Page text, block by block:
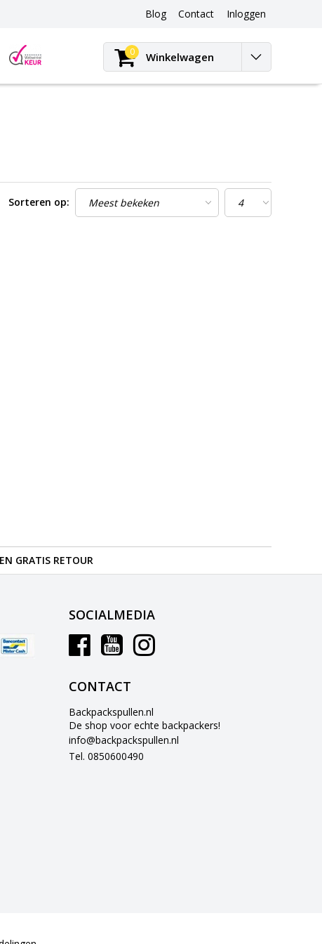
Blog
Blog
Contact Inloggen
0 Winkelwagen
Sorteren op:
GRATIS RETOUR
SOCIALMEDIA
CONTACT
Backpackspullen.nl
De shop voor echte backpackers!
info@backpackspullen.nl
Tel. 0850600490